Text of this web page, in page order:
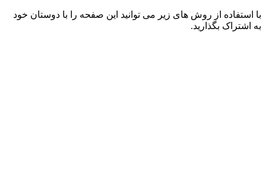
با استفاده از روش های زیر می توانید این صفحه را با دوستان خود
به اشتراک بگذارید.